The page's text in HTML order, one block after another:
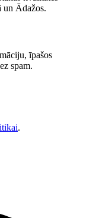
un Ādažos.
īpašos
spam.
.